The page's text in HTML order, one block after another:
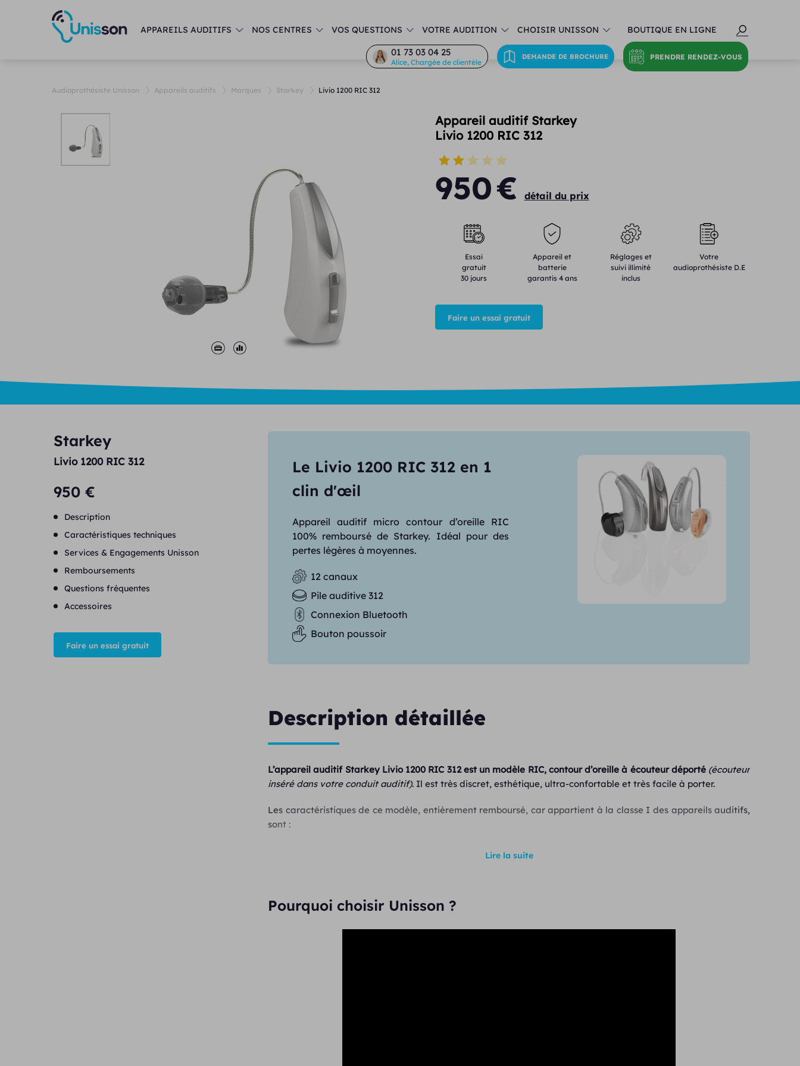
APPAREILS AUDITIFS NOS CENTRES VOS QUESTIONS VOTRE AUDITION CHOISIR UNISSON BOUTIQUE EN LIGNE
01 73 03 04 25
Alice, Chargée de clientèle
DEMANDE DE BROCHURE PRENDRE RENDEZ-VOUS
Audioprothésiste Unisson Appareils auditifs Marques Starkey Livio 1200 RIC 312
Appareil auditif Starkey
Livio 1200 RIC 312
950€ détail du prix
Essai
gratuit
30 jours
Appareil et
batterie
garantis 4 ans
Réglages et
suivi illimité
inclus
Votre
audioprothésiste D.E
Faire un essai gratuit
Starkey
Livio 1200 RIC 312
950 €
Description
Caractéristiques techniques
Services & Engagements Unisson
Remboursements
Questions fréquentes
Accessoires
Faire un essai gratuit
Le Livio 1200 RIC 312 en 1
clin d'œil
Appareil auditif micro contour d’oreille RIC
100% remboursé de Starkey. Idéal pour des
pertes légères à moyennes.
12 canaux
Pile auditive 312
Connexion Bluetooth
Bouton poussoir
Description détaillée
L’appareil auditif Starkey Livio 1200 RIC 312 est un modèle RIC, contour d’oreille à écouteur déporté (écouteur
inséré dans votre conduit auditif). Il est très discret, esthétique, ultra-confortable et très facile à porter.
Les caractéristiques de ce modèle, entièrement remboursé, car appartient à la classe I des appareils auditifs,
sont :
adaptation à 4 environnements sonores : bruits mécaniques, vent, bruit et silence
Lire la suite
Pourquoi choisir Unisson ?